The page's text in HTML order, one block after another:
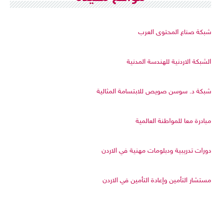
شبكة صناع المحتوى العرب
الشبكة الاردنية للهندسة المدنية
شبكة د. سوسن صويص للابتسامة المثالية
مبادرة معا للمواطنة العالمية
دورات تدريبية ودبلومات مهنية في الاردن
مستشار التأمين وإعادة التأمين في الاردن